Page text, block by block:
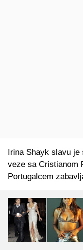
Irina Shayk slavu je
veze sa Cristianom
Portugalcem